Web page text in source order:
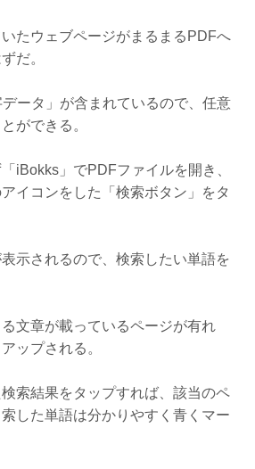
たウェブページがまるまるPDFへ
だ。
ータ」が含まれているので、任意
ができる。
iBokks」でPDFファイルを開き、
イコンをした「検索ボタン」をタ
示されるので、検索したい単語を
文章が載っているページが有れ
ップされる。
索結果をタップすれば、該当のペ
した単語は分かりやすく青くマー